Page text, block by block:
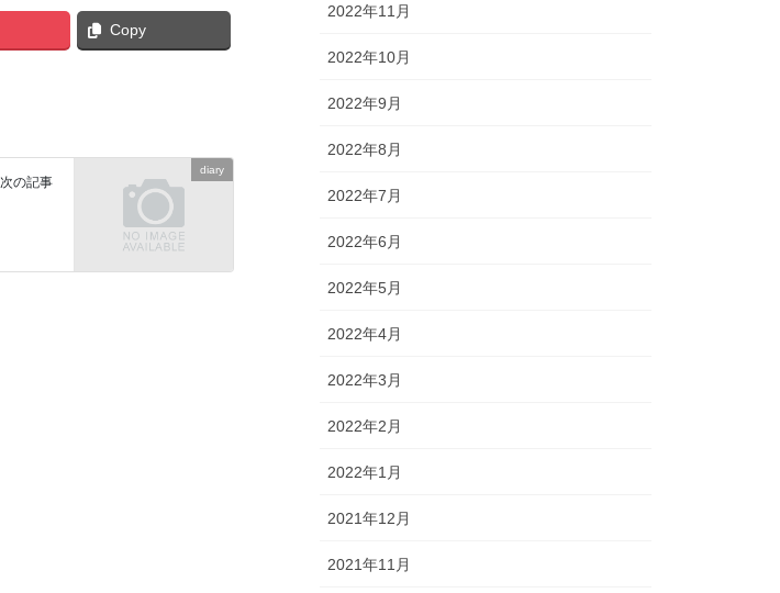
Copy
diary
次の記事
2022年11月
2022年10月
2022年9月
2022年8月
2022年7月
2022年6月
2022年5月
2022年4月
2022年3月
2022年2月
2022年1月
2021年12月
2021年11月